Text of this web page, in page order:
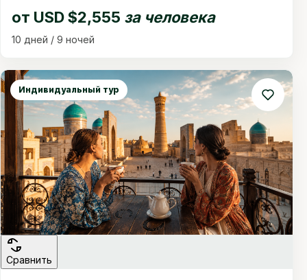
от USD $2,555 за человека
10 дней / 9 ночей
Индивидуальный тур
Сравнить